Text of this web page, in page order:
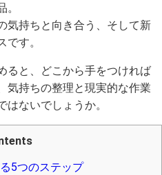
気持ちと向き合う、そして新
す。
ると、どこから手をつければ
気持ちの整理と現実的な作業
ないでしょうか。
5つのステップ